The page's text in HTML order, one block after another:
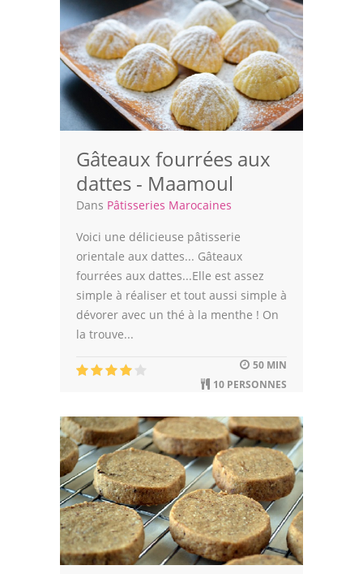
Gâteaux fourrées aux
dattes - Maamoul
Dans Pâtisseries Marocaines
Voici une délicieuse pâtisserie
orientale aux dattes... Gâteaux
fourrées aux dattes...Elle est assez
simple à réaliser et tout aussi simple à
dévorer avec un thé à la menthe ! On
la trouve...
50 MIN
10 PERSONNES